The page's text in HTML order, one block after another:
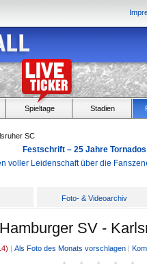
Spieltage Stadien
SC
Festschrift – 25 Jahre Tornados
voller Leidenschaft über die
Foto- & Videoarchiv
Hamburger SV -
| Als Foto des Monats vorschlagen |